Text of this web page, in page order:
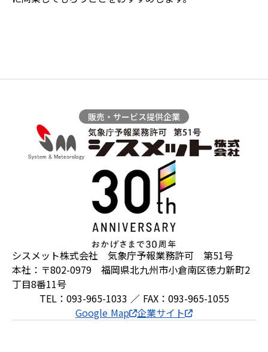
販売・サービス提供企業
シスメット株式会社 気象庁予報業務許可 第51号
本社：〒802-0979 福岡県北九州市小倉南区徳力新町2
丁目8番11号
TEL：093-965-1033 ／ FAX：093-965-1055
Google Map 企業サイト